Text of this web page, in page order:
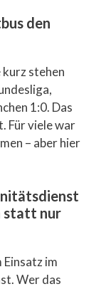
den
kurz stehen
1:0. Das
Für viele war
– aber hier
statt nur
Einsatz im
Wer das